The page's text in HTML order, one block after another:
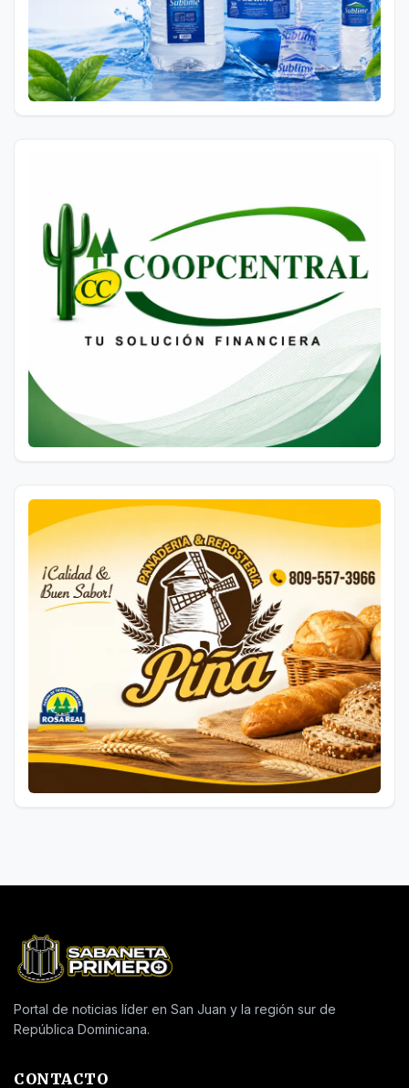
Portal de noticias líder en San Juan y la región sur de
República Dominicana.
CONTACTO